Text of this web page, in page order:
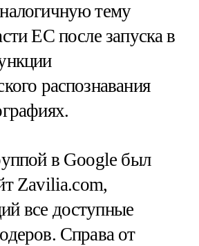
тему
ЕС после запуска в
распознавания
в Google был
Zavilia.com,
все доступные
Справа от